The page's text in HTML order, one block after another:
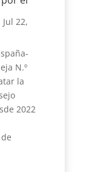
Jul 22,
N.º
la
2022